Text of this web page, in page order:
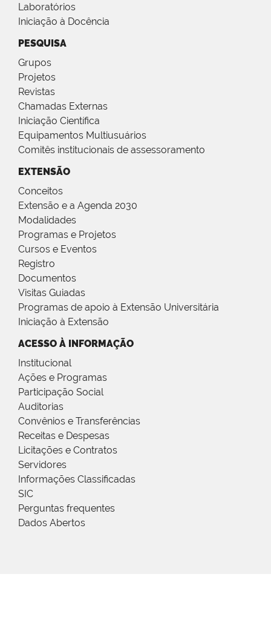
Laboratórios
Iniciação à Docência
PESQUISA
Grupos
Projetos
Revistas
Chamadas Externas
Iniciação Científica
Equipamentos Multiusuários
Comitês institucionais de assessoramento
EXTENSÃO
Conceitos
Extensão e a Agenda 2030
Modalidades
Programas e Projetos
Cursos e Eventos
Registro
Documentos
Visitas Guiadas
Programas de apoio à Extensão Universitária
Iniciação à Extensão
ACESSO À INFORMAÇÃO
Institucional
Ações e Programas
Participação Social
Auditorias
Convênios e Transferências
Receitas e Despesas
Licitações e Contratos
Servidores
Informações Classificadas
SIC
Perguntas frequentes
Dados Abertos